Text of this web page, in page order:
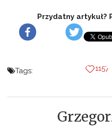
Przydatny artykuł?
Tags: 1157